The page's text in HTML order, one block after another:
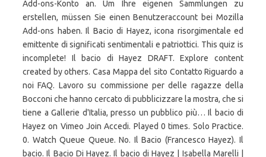
Add-ons-Konto an. Um Ihre eigenen Sammlungen zu
erstellen, müssen Sie einen Benutzeraccount bei Mozilla
Add-ons haben. Il Bacio di Hayez, icona risorgimentale ed
emittente di significati sentimentali e patriottici. This quiz is
incomplete! Il bacio di Hayez DRAFT. Explore content
created by others. Casa Mappa del sito Contatto Riguardo a
noi FAQ. Lavoro su commissione per delle ragazze della
Bocconi che hanno cercato di pubblicizzare la mostra, che si
tiene a Gallerie d'Italia, presso un pubblico più… Il bacio di
Hayez on Vimeo Join Accedi. Played 0 times. Solo Practice.
0. Watch Queue Queue. No. Il Bacio (Francesco Hayez). Il
bacio. Il Bacio Di Hayez. Il bacio di Hayez | Isabella Marelli |